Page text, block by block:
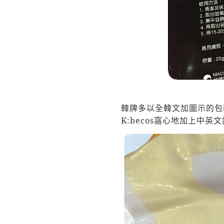
韓牌多以全韓文加圖示的
K:becos窩心地加上中英